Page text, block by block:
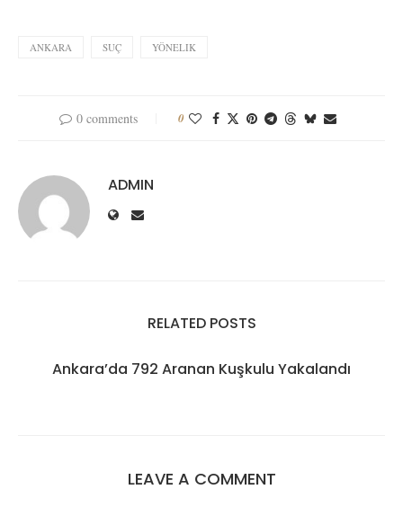
ANKARA SUÇ YÖNELIK
0 comments 0
ADMIN
RELATED POSTS
Ankara’da 792 Aranan Kuşkulu Yakalandı
LEAVE A COMMENT